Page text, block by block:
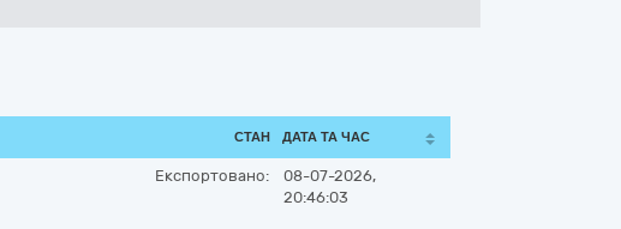
СТАН ДАТА ТА ЧАС
Експортовано:
08-07-2026,
20:46:03